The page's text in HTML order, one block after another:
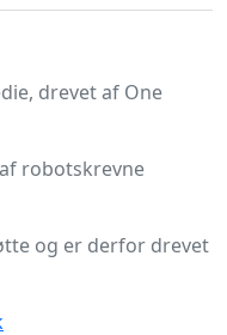
drevet af One
robotskrevne
og er derfor drevet